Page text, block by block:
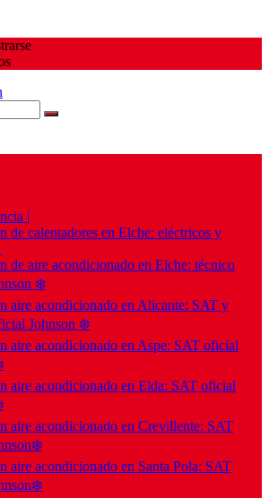
|
de calentadores en Elche: eléctricos y
de aire acondicionado en Elche: técnico
❄️
aire acondicionado en Alicante: SAT y
Johnson ❄️
aire acondicionado en Aspe: SAT oficial
aire acondicionado en Elda: SAT oficial
aire acondicionado en Crevillente: SAT
aire acondicionado en Santa Pola: SAT